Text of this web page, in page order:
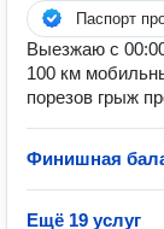
Паспорт
Выезжаю с
100 км
порезов грыж
Финишная
Ещё 19 услуг